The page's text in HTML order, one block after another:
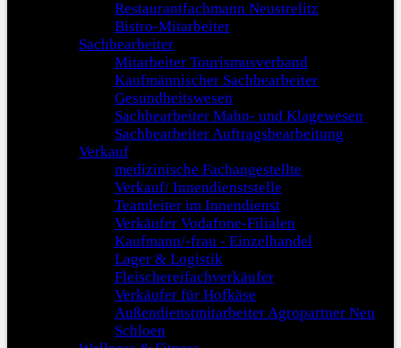
Restaurantfachmann Neustrelitz
Bistro-Mitarbeiter
Sachbearbeiter
Mitarbeiter Tourismusverband
Kaufmännischer Sachbearbeiter
Gesundheitswesen
Sachbearbeiter Mahn- und Klagewesen
Sachbearbeiter Auftragsbearbeitung
Verkauf
medizinische Fachangestellte
Verkauf/ Innendienststelle
Teamleiter im Innendienst
Verkäufer Vodafone-Filialen
Kaufmann/-frau - Einzelhandel
Lager & Logistik
Fleischereifachverkäufer
Verkäufer für Hofkäse
Außendienstmitarbeiter Agropartner Neu
Schloen